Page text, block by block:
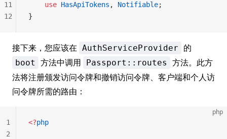
    use
HasApiTokens , Notifiable;
}
11
12
接下来，您应该在 AuthServiceProvider 的
boot 方法中调用 Passport::routes
方法。此方
法将注册颁发访问令牌和撤销访问令牌、客户端和个人访
问令牌所需的路由：
php
<?php
1
2